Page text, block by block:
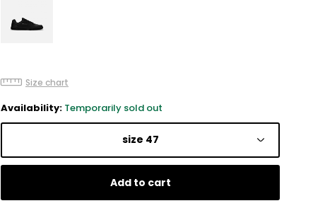
Size chart
Availability: Temporarily sold out
size 47
Add to cart